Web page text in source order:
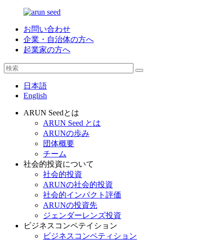
お問い合わせ
企業・自治体の方へ
起業家の方へ
日本語
English
ARUN Seedとは
ARUN Seed とは
ARUNの歩み
団体概要
チーム
社会的投資について
社会的投資
ARUNの社会的投資
社会的インパクト評価
ARUNの投資先
ジェンダーレンズ投資
ビジネスコンペテイション
ビジネスコンペティション